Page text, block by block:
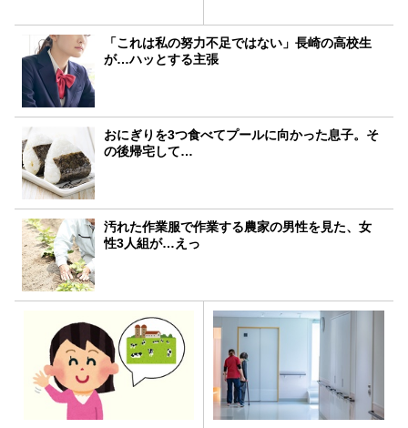
「これは私の努力不足ではない」長崎の高校生
が…ハッとする主張
おにぎりを3つ食べてプールに向かった息子。そ
の後帰宅して…
汚れた作業服で作業する農家の男性を見た、女
性3人組が…えっ